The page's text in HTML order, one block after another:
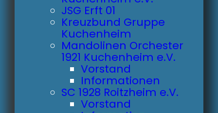
JSG Erft 01
Kreuzbund Gruppe
Kuchenheim
Mandolinen Orchester
1921 Kuchenheim e.V.
Vorstand
Informationen
SC 1928 Roitzheim e.V.
Vorstand